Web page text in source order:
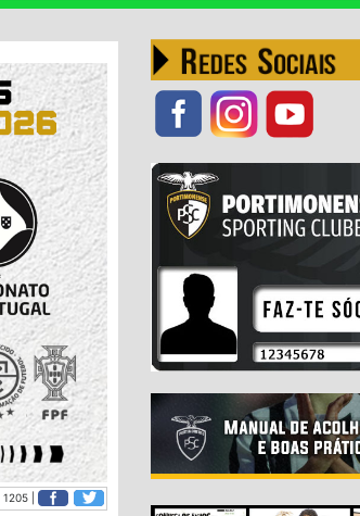
1205 |